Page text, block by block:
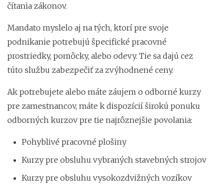
čítania zákonov.
Mandato myslelo aj na tých, ktorí pre svoje
podnikanie potrebujú špecifické pracovné
prostriedky, pomôcky, alebo odevy. Tie sa dajú cez
túto službu zabezpečiť za zvýhodnené ceny.
Ak potrebujete alebo máte záujem o odborné kurzy
pre zamestnancov, máte k dispozícií širokú ponuku
odborných kurzov pre tie najrôznejšie povolania:
Pohyblivé pracovné plošiny
Kurzy pre obsluhu vybraných stavebných strojov
Kurzy pre obsluhu vysokozdvižných vozíkov